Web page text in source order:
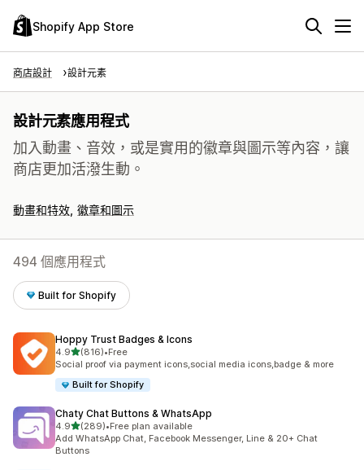
Shopify App Store
商店設計 設計元素
設計元素應用程式
加入動畫、音效，或是實用的徽章與圖示等內容，讓
商店更加活潑生動。
動畫和特效 徽章和圖示
494 個應用程式
Built for Shopify
Hoppy Trust Badges & Icons
4.9滿分 5 顆星
(816)
共有 816 則評價
•Free
Social proof via payment icons,social media icons,badge & more
Built for Shopify
Chaty Chat Buttons & WhatsApp
4.9滿分 5 顆星
(289)
共有 289 則評價
•Free plan available
Add WhatsApp Chat, Facebook Messenger, Line & 20+ Chat
Buttons